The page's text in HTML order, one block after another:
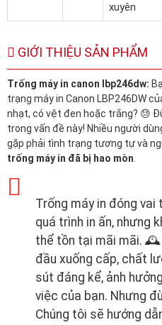
xuyên
GIỚI THIỆU SẢN PHẨM
Trống máy in canon lbp246dw:
trạng máy in Canon LBP246DW
nhạt, có vệt đen hoặc trắng? 😓
trong vấn đề này! Nhiều người
gặp phải tình trạng tương tự và
trống máy in đã bị hao mòn
Trống máy in đóng
quá trình in ấn, nhưng
thể tồn tại mãi mãi. 🕰️
đầu xuống cấp, chất
sút đáng kể, ảnh
việc của bạn. Nhưng
Chúng tôi sẽ hướng